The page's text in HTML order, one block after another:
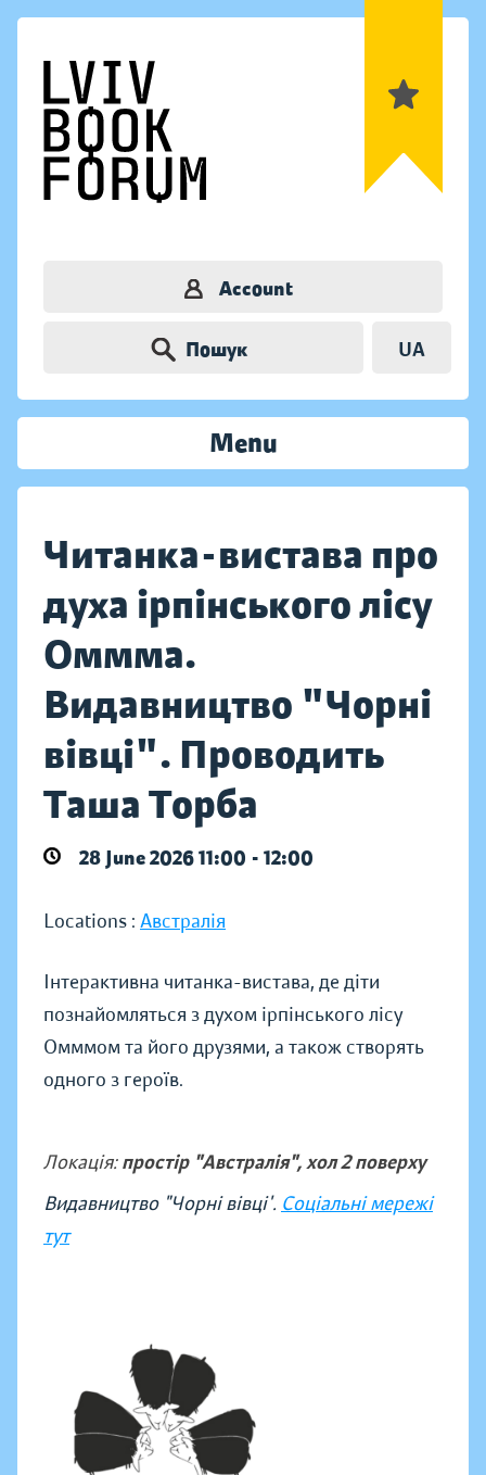
Account
Пошук UA
Menu
Читанка-вистава про
духа ірпінського лісу
Оммма.
Видавництво "Чорні
вівці". Проводить
Таша Торба
28 June 2026 11:00 - 12:00
Locations : Австралія
Інтерактивна читанка-вистава, де діти
познайомляться з духом ірпінського лісу
Омммом та його друзями, а також створять
одного з героїв.
Локація:простір "Австралія", хол 2 поверху
Видавництво "Чорні вівці'. Соціальні мережі
тут